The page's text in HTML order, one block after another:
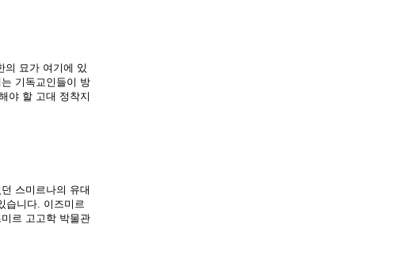
의 묘가 여기에 있
기독교인들이 방
야 할 고대 정착지
스미르나의 유대
습니다. 이즈미르
르 고고학 박물관